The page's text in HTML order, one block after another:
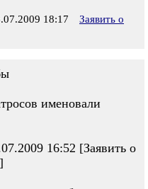
18:17
Заявить о
именовали
16:52 [Заявить о